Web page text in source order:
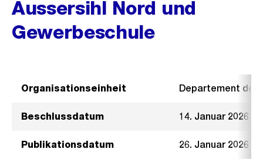
Aussersihl Nord und
Gewerbeschule
Organisationseinheit Departement der
Beschlussdatum 14. Januar 2026
Publikationsdatum 26. Januar 2026